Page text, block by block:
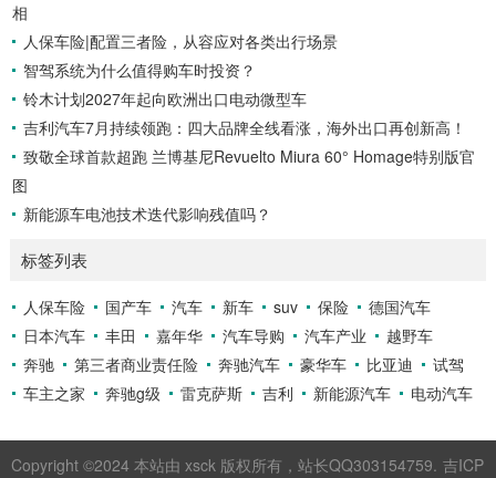
相
人保车险|配置三者险，从容应对各类出行场景
智驾系统为什么值得购车时投资？
铃木计划2027年起向欧洲出口电动微型车
吉利汽车7月持续领跑：四大品牌全线看涨，海外出口再创新高！
致敬全球首款超跑 兰博基尼Revuelto Miura 60° Homage特别版官
图
新能源车电池技术迭代影响残值吗？
标签列表
人保车险 国产车 汽车 新车 suv 保险
德国汽车
日本汽车
丰田 嘉年华 汽车导购 汽车产业
越野车
奔驰
第三者商业责任险 奔驰汽车 豪华车 比亚迪
试驾
车主之家
奔驰g级 雷克萨斯 吉利 新能源汽车 电动汽车
Copyright ©2024 本站由 xsck 版权所有，站长QQ303154759. 吉ICP